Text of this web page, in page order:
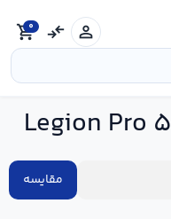
person
compare_arrows
shopping_cart0
مقایسه